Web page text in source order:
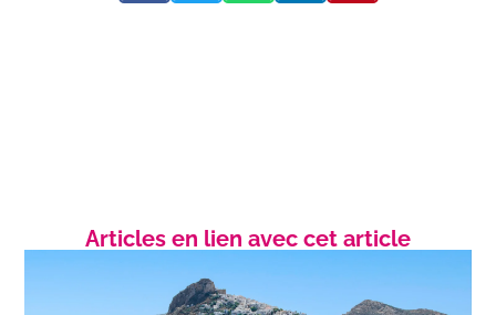
Articles en lien avec cet article